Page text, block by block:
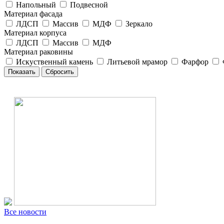
Напольный
Подвесной
Материал фасада
ЛДСП
Массив МДФ
Зеркало
Материал корпуса
ЛДСП
Массив
МДФ
Материал раковины
Искуственный камень
Литьевой мрамор Фарфор
Все новости